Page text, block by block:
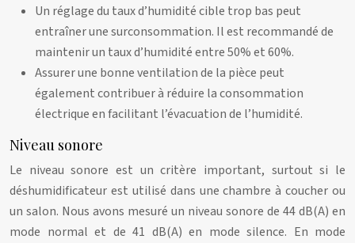
Un réglage du taux d’humidité cible trop bas peut
entraîner une surconsommation. Il est recommandé de
maintenir un taux d’humidité entre 50% et 60%.
Assurer une bonne ventilation de la pièce peut
également contribuer à réduire la consommation
électrique en facilitant l’évacuation de l’humidité.
Niveau sonore
Le niveau sonore est un critère important, surtout si le
déshumidificateur est utilisé dans une chambre à coucher ou
un salon. Nous avons mesuré un niveau sonore de 44 dB(A) en
mode normal et de 41 dB(A) en mode silence. En mode